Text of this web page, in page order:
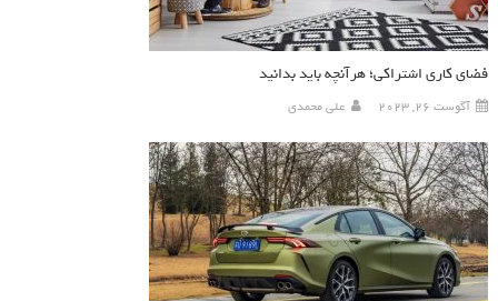
فضای کاری اشتراکی؛ هرآنچه باید بدانید
آگوست 26, 2023 علی محمدی